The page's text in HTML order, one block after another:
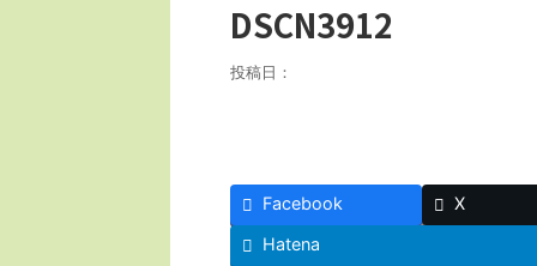
DSCN3912
投稿日：
Facebook X
Hatena